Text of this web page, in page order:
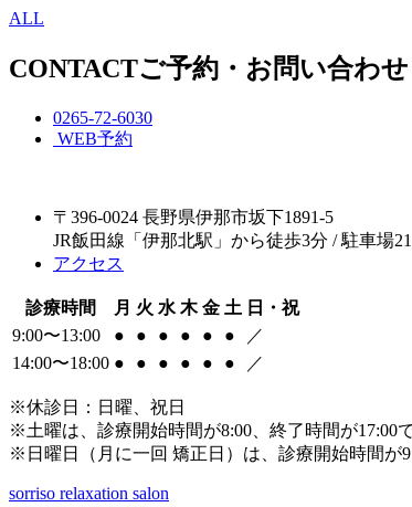
ALL
CONTACTご予約・お問い合わせ
0265-72-6030
WEB予約
〒396-0024 長野県伊那市坂下1891-5
JR飯田線「伊那北駅」から徒歩3分 / 駐車場
アクセス
診療時間 月 火 水 木 金 土 日・祝
9:00〜13:00
● ● ● ● ● ●
／
14:00〜18:00 ● ● ● ● ● ● ／
※休診日：日曜、祝日
※土曜は、診療開始時間が8:00、終了時間が17:00で
※日曜日（月に一回 矯正日）は、診療開始時間が
sorriso relaxation salon